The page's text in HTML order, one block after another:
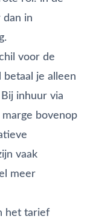
dan in
voor de
betaal je alleen
inhuur via
bovenop
vaak
meer
het tarief